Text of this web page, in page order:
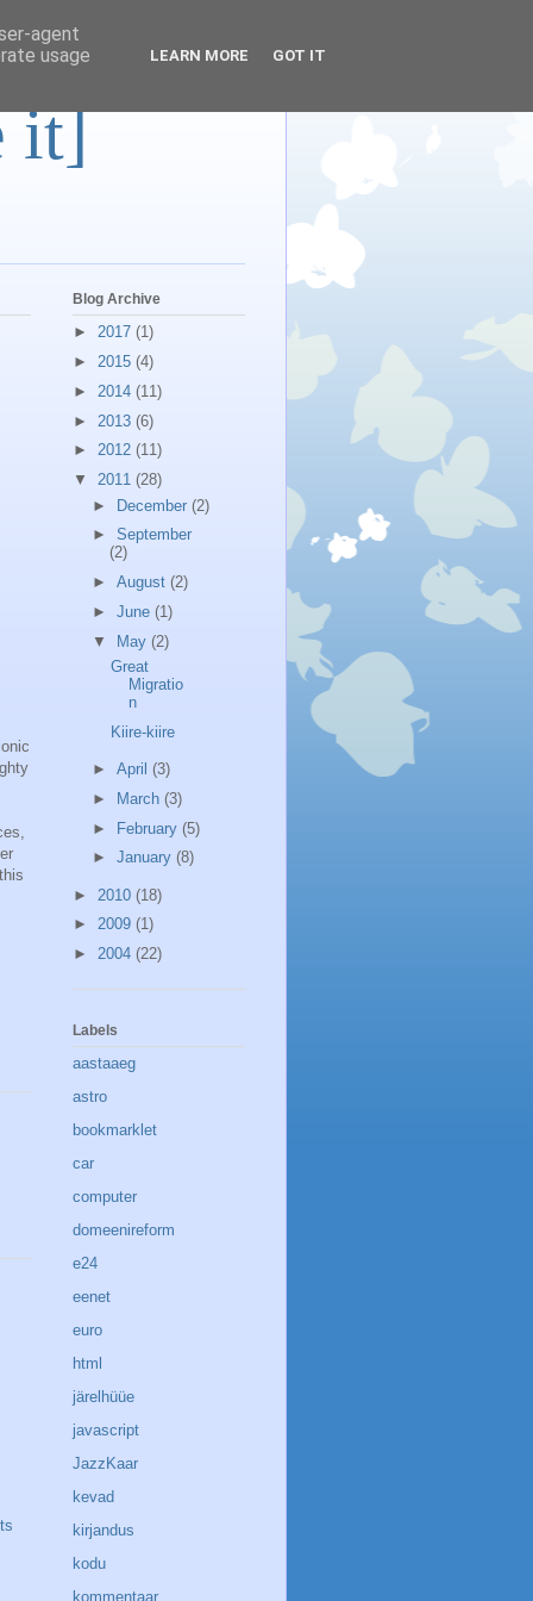
it]
Blog Archive
► 2017 (1)
► 2015 (4)
► 2014 (11)
► 2013 (6)
► 2012 (11)
▼ 2011 (28)
► December (2)
► September
(2)
► August (2)
► June (1)
▼ May (2)
Great
Migratio
n
Kiire-kiire
► April (3)
►
March (3)
► February (5)
► January (8)
► 2010 (18)
► 2009 (1)
► 2004 (22)
Labels
aastaaeg
astro
bookmarklet
car
computer
domeenireform
e24
eenet
euro
html
järelhüüe
javascript
JazzKaar
kevad
kirjandus
kodu
kommentaar
agent
usage
LEARN MORE GOT IT